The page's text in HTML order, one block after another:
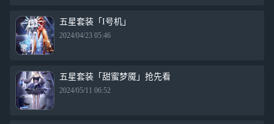
五星套装「I号机」
2024/04/23 05:46
五星套装「甜蜜梦魇」抢先看
2024/05/11 06:52